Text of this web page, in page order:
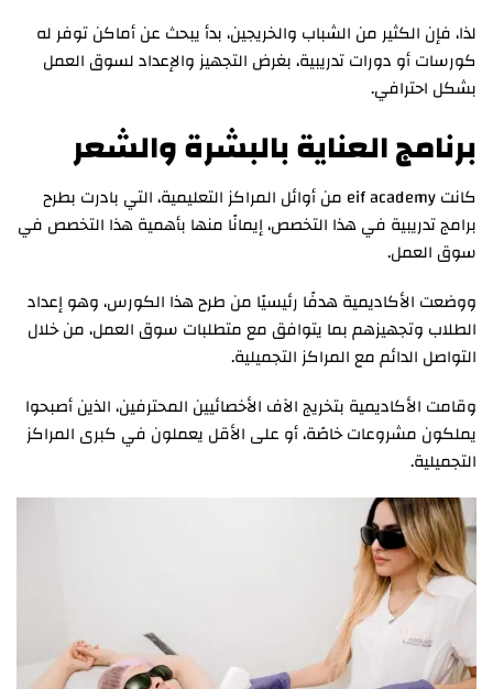
لذا، فإن الكثير من الشباب والخريجين، بدأ يبحث عن أماكن توفر له
كورسات أو دورات تدريبية، بغرض التجهيز والإعداد لسوق العمل
بشكل احترافي.
برنامج العناية بالبشرة والشعر
كانت eif academy من أوائل المراكز التعليمية، التي بادرت بطرح
برامج تدريبية في هذا التخصص، إيمانًا منها بأهمية هذا التخصص في
سوق العمل.
ووضعت الأكاديمية هدفًا رئيسيًا من طرح هذا الكورس، وهو إعداد
الطلاب وتجهيزهم بما يتوافق مع متطلبات سوق العمل، من خلال
التواصل الدائم مع المراكز التجميلية.
وقامت الأكاديمية بتخريج الآف الأخصائيين المحترفين، الذين أصبحوا
يملكون مشروعات خاصًة، أو على الأقل يعملون في كبرى المراكز
التجميلية.